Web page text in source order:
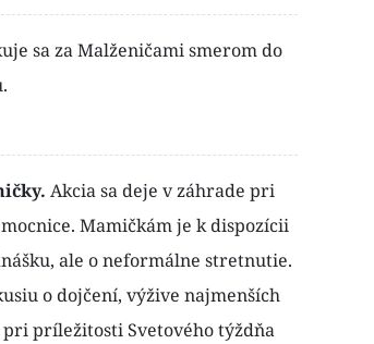
sa za Malženičami smerom do
Akcia sa deje v záhrade pri
Mamičkám je k dispozícii
ale o neformálne stretnutie.
o dojčení, výžive najmenších
príležitosti Svetového týždňa